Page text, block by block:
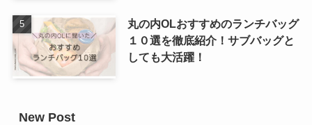
丸の内OLおすすめのランチバッグ
１０選を徹底紹介！サブバッグと
しても大活躍！
New Post